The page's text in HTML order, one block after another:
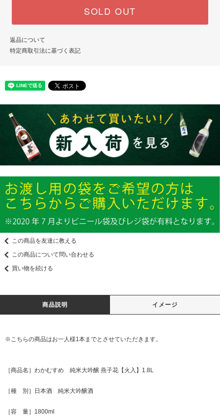
SOLD OUT
返品について
特定商取引法に基づく表記
この商品を友達に教える
この商品について問い合わせる
買い物を続ける
商品説明 イメージ
※こちらの商品はお一人様1本までとさせていただきます。
［商品名］わかむすめ 純米大吟醸 燕子花【火入】1.8L
［種 別］日本酒 純米大吟醸酒
［容 量］1800ml